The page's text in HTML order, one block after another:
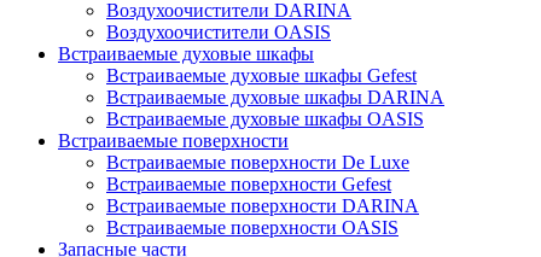
Воздухоочистители DARINA
Воздухоочистители OASIS
Встраиваемые духовые шкафы
Встраиваемые духовые шкафы Gefest
Встраиваемые духовые шкафы DARINA
Встраиваемые духовые шкафы OASIS
Встраиваемые поверхности
Встраиваемые поверхности De Luxe
Встраиваемые поверхности Gefest
Встраиваемые поверхности DARINA
Встраиваемые поверхности OASIS
Запасные части